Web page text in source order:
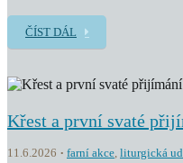
ČÍST DÁL
Křest a první svaté
11.6.2026 farní akce, liturgická